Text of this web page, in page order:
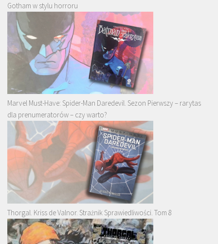
Gotham w stylu horroru
Marvel Must-Have: Spider-Man Daredevil. Sezon Pierwszy – rarytas
dla prenumeratorów – czy warto?
Thorgal. Kriss de Valnor. Strażnik Sprawiedliwości. Tom 8